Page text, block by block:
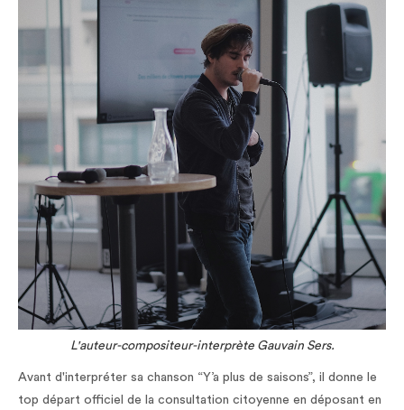
L'auteur-compositeur-interprète Gauvain Sers.
Avant d'interpréter sa chanson “Y’a plus de saisons”, il donne le
top départ officiel de la consultation citoyenne en déposant en